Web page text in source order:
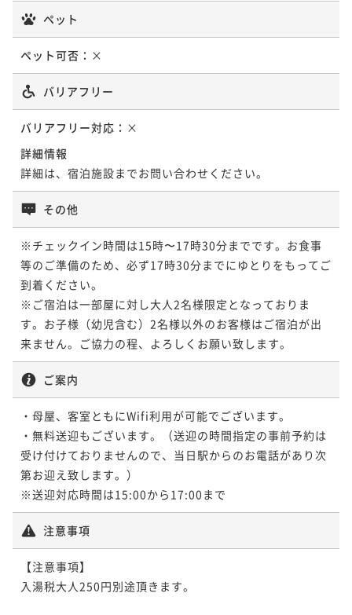
ペット
ペット可否： ×
バリアフリー
バリアフリー対応： ×
詳細情報
詳細は、宿泊施設までお問い合わせください。
その他
※チェックイン時間は15時〜17時30分までです。お食事
等のご準備のため、必ず17時30分までにゆとりをもってご
到着ください。
※ご宿泊は一部屋に対し大人2名様限定となっておりま
す。お子様（幼児含む）2名様以外のお客様はご宿泊が出
来ません。ご協力の程、よろしくお願い致します。
ご案内
・母屋、客室ともにWifi利用が可能でございます。
・無料送迎もございます。（送迎の時間指定の事前予約は
受け付けておりませんので、当日駅からのお電話があり次
第お迎え致します。）
※送迎対応時間は15:00から17:00まで
注意事項
【注意事項】
入湯税大人250円別途頂きます。